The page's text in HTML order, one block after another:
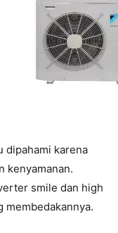
dipahami karena
kenyamanan.
smile dan high